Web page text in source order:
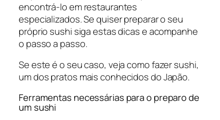
encontrá-lo em restaurantes
especializados. Se quiser preparar o seu
próprio sushi siga estas dicas e acompanhe
o passo a passo.
Se este é o seu caso, veja como fazer sushi,
um dos pratos mais conhecidos do Japão.
Ferramentas necessárias para o preparo de
um sushi